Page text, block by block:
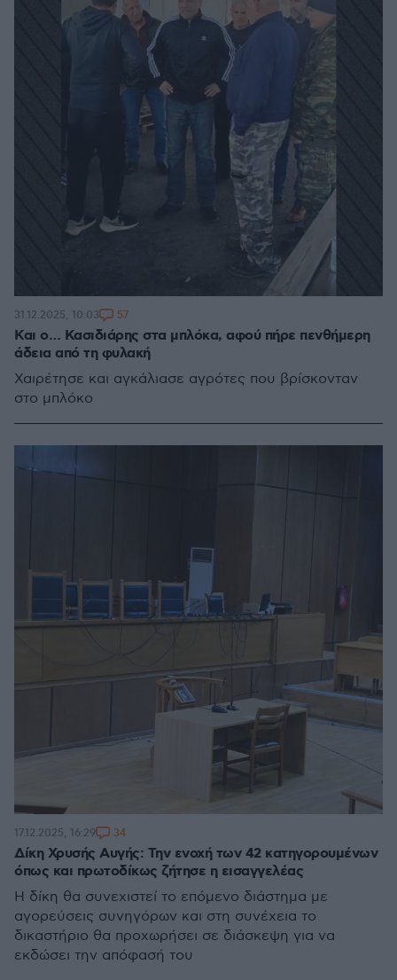
Και ο… Κασιδιάρης στα μπλόκα, αφού πήρε πενθήμερη
άδεια από τη φυλακή
Χαιρέτησε και αγκάλιασε αγρότες που βρίσκονταν
στο μπλόκο
31.12.2025, 10:03 57
Δίκη Χρυσής Αυγής: Την ενοχή των 42 κατηγορουμένων
όπως και πρωτοδίκως ζήτησε η εισαγγελέας
Η δίκη θα συνεχιστεί το επόμενο διάστημα με
αγορεύσεις συνηγόρων και στη συνέχεια το
δικαστήριο θα προχωρήσει σε διάσκεψη για να
εκδώσει την απόφασή του
17.12.2025, 16:29 34